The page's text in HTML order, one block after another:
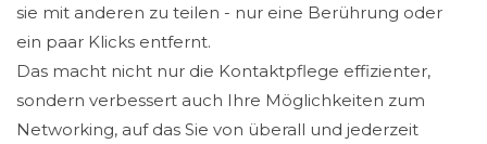
sie mit anderen zu teilen - nur eine Berührung oder
ein paar Klicks entfernt.
Das macht nicht nur die Kontaktpflege effizienter,
sondern verbessert auch Ihre Möglichkeiten zum
Networking, auf das Sie von überall und jederzeit